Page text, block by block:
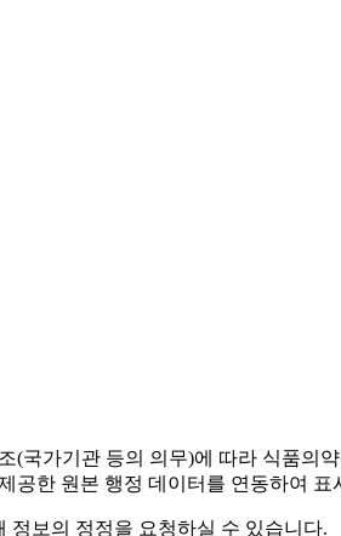
(국가기관 등의 의무)에 따라 식품
공한 원본 행정 데이터를 연동하여 표
정보의 정정을 요청하실 수 있습니다.